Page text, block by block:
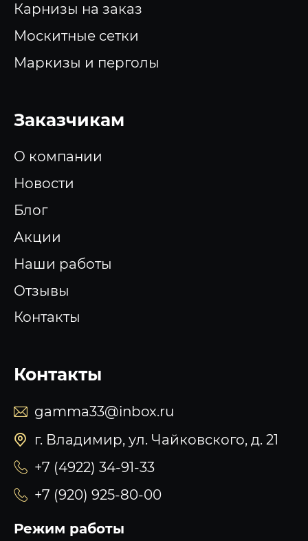
Карнизы на заказ
Москитные сетки
Маркизы и перголы
Заказчикам
О компании
Новости
Блог
Акции
Наши работы
Отзывы
Контакты
Контакты
gamma33@inbox.ru
г. Владимир, ул. Чайковского, д. 21
+7 (4922) 34-91-33
+7 (920) 925-80-00
Режим работы